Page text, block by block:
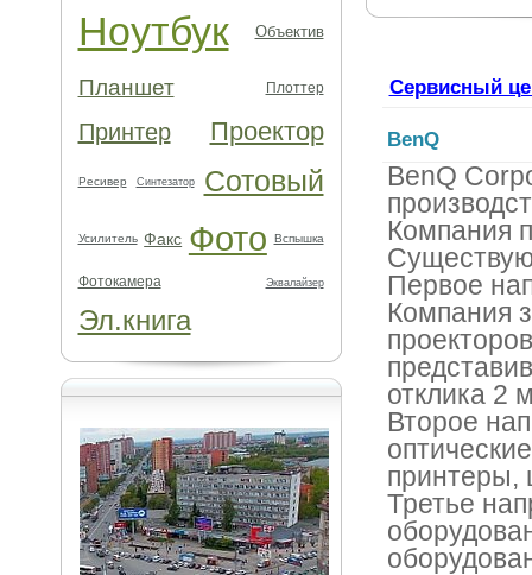
Ноутбук Объектив
Планшет Плоттер
Принтер Проектор
Ресивер Синтезатор Сотовый
Усилитель Факс Фото Вспышка
Фотокамера Эквалайзер
Эл.книга
Сервисный
BenQ
BenQ
Компания
Первое
Компания
отклика 2
Второе
принтеры,
Третье